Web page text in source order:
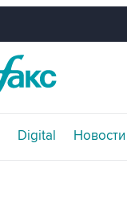
Digital Новости